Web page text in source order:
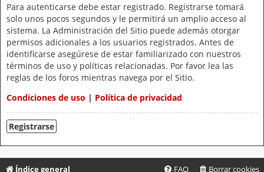
Para autenticarse debe estar registrado. Registrarse tomará
solo unos pocos segundos y le permitirá un amplio acceso al
sistema. La Administración del Sitio puede además otorgar
permisos adicionales a los usuarios registrados. Antes de
identificarse asegúrese de estar familiarizado con nuestros
términos de uso y políticas relacionadas. Por favor lea las
reglas de los foros mientras navega por el Sitio.
Condiciones de uso | Política de privacidad
Registrarse
Índice general Borrar cookies
FAQ